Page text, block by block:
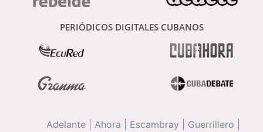
PERIÓDICOS DIGITALES CUBANOS
Adelante Ahora Escambray Guerrillero